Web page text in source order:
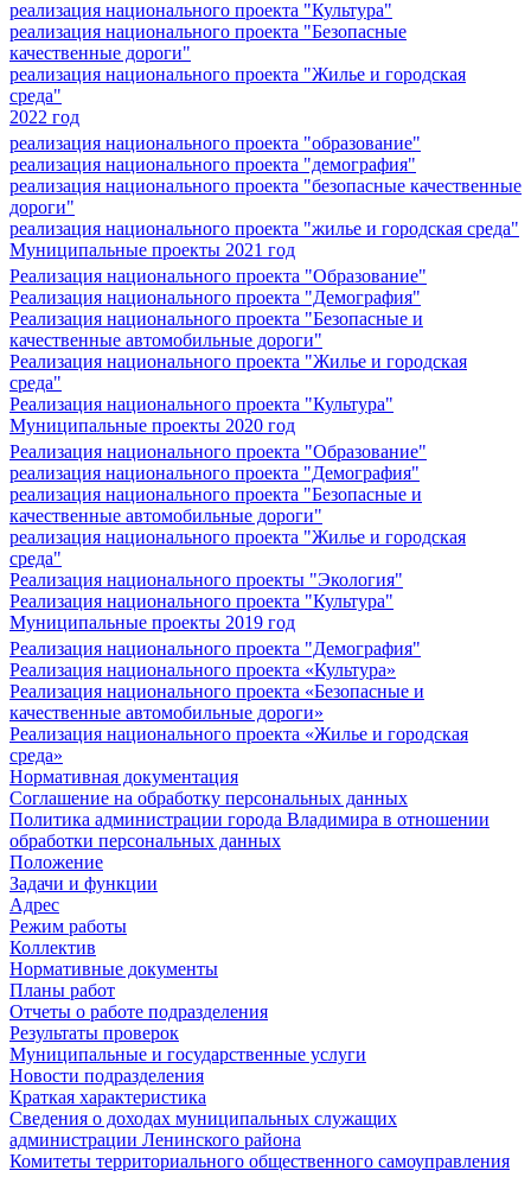
реализация национального проекта "Культура"
реализация национального проекта "Безопасные
качественные дороги"
реализация национального проекта "Жилье и городская
среда"
2022 год
реализация национального проекта "образование"
реализация национального проекта "демография"
реализация национального проекта "безопасные качественные
дороги"
реализация национального проекта "жилье и городская среда"
Муниципальные проекты 2021 год
Реализация национального проекта "Образование"
Реализация национального проекта "Демография"
Реализация национального проекта "Безопасные и
качественные автомобильные дороги"
Реализация национального проекта "Жилье и городская
среда"
Реализация национального проекта "Культура"
Муниципальные проекты 2020 год
Реализация национального проекта "Образование"
реализация национального проекта "Демография"
реализация национального проекта "Безопасные и
качественные автомобильные дороги"
реализация национального проекта "Жилье и городская
среда"
Реализация национального проекты "Экология"
Реализация национального проекта "Культура"
Муниципальные проекты 2019 год
Реализация национального проекта "Демография"
Реализация национального проекта «Культура»
Реализация национального проекта «Безопасные и
качественные автомобильные дороги»
Реализация национального проекта «Жилье и городская
среда»
Нормативная документация
Соглашение на обработку персональных данных
Политика администрации города Владимира в отношении
обработки персональных данных
Положение
Задачи и функции
Адрес
Режим работы
Коллектив
Нормативные документы
Планы работ
Отчеты о работе подразделения
Результаты проверок
Муниципальные и государственные услуги
Новости подразделения
Краткая характеристика
Сведения о доходах муниципальных служащих
администрации Ленинского района
Комитеты территориального общественного самоуправления